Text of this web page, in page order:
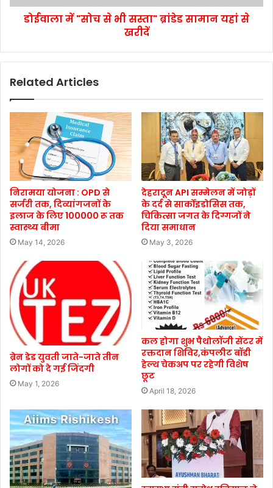
डोईवाला में "सोच से भी सस्ता" ब्रांडेड सामान यहां से
खरीदें
Related Articles
निरामया योजना : OPD से
सर्जरी तक, दिव्यांगजनों के
इलाज के लिए 100000 रू तक
स्वास्थ्य बीमा
May 14, 2026
देहरादून API सम्मेलन में जोड़ों
के दर्द से सार्कोइडोसिस तक,
चिकित्सा जगत के दिग्गजों ने
दिया समाधान
May 3, 2026
ब्रेन डेड युवती जाते-जाते तीन
लोगों को दे गई जिंदगी
May 1, 2026
कल होगा शुभ पैथोलॉजी सेंटर में
रक्तदान शिविर,कंपलीट बॉडी
हेल्थ चेकअप पर रहेगी विशेष
छूट
April 18, 2026